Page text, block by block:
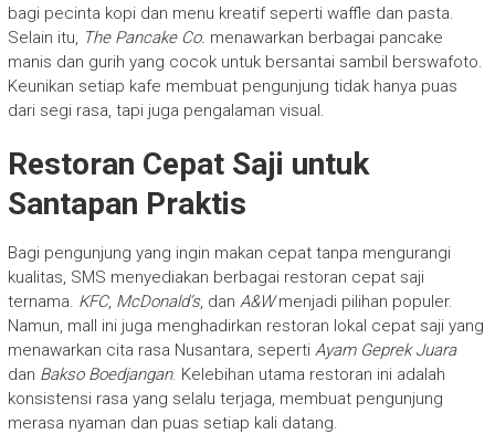
bagi pecinta kopi dan menu kreatif seperti waffle dan pasta.
Selain itu, The Pancake Co. menawarkan berbagai pancake
manis dan gurih yang cocok untuk bersantai sambil berswafoto.
Keunikan setiap kafe membuat pengunjung tidak hanya puas
dari segi rasa, tapi juga pengalaman visual.
Restoran Cepat Saji untuk
Santapan Praktis
Bagi pengunjung yang ingin makan cepat tanpa mengurangi
kualitas, SMS menyediakan berbagai restoran cepat saji
ternama. KFC, McDonald’s, dan A&Wmenjadi pilihan populer.
Namun, mall ini juga menghadirkan restoran lokal cepat saji yang
menawarkan cita rasa Nusantara, seperti Ayam Geprek Juara
dan Bakso Boedjangan. Kelebihan utama restoran ini adalah
konsistensi rasa yang selalu terjaga, membuat pengunjung
merasa nyaman dan puas setiap kali datang.